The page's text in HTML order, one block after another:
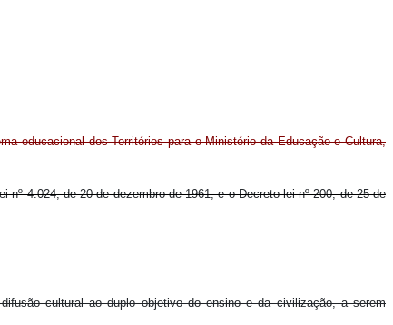
educacional dos Territórios para o Ministério da Educação e Cultura,
4.024, de 20 de dezembro de 1961, e o Decreto-lei nº 200, de 25 de
cultural ao duplo objetivo do ensino e da civilização, a serem